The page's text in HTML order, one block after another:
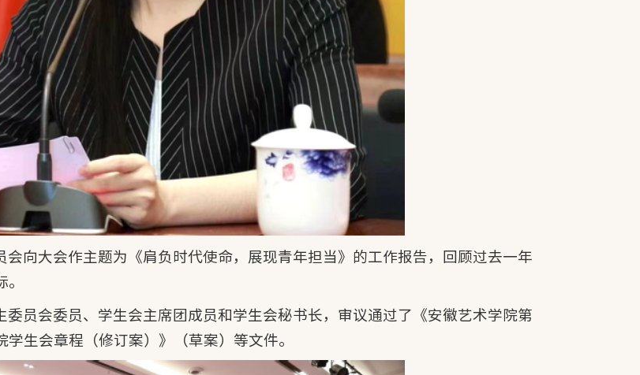
向大会作主题为《肩负时代使命，展现青年担当》的工作报告，回顾过去一年
员会委员、学生会主席团成员和学生会秘书长，审议通过了《安徽艺术学院第
生会章程（修订案）》（草案）等文件。